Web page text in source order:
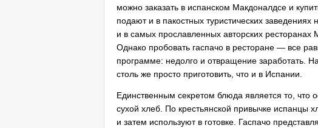
можно заказать в испанском Макдоналдсе и
подают и в пакостных туристических
и в самых прославленных авторских
Однако пробовать гаспачо в ресторане — все
программе: недолго и отвращение заработать.
столь же просто приготовить, что и в Испании.
Единственным секретом блюда является то,
сухой хлеб. По крестьянской привычке испанцы
и затем используют в готовке. Гаспачо